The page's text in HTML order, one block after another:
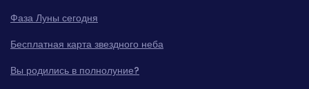
Фаза Луны сегодня
Бесплатная карта звездного неба
Вы родились в полнолуние?